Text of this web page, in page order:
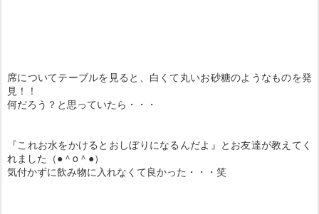
席についてテーブルを見ると、白くて丸いお砂糖のようなものを発
見！！
何だろう？と思っていたら・・・
『これお水をかけるとおしぼりになるんだよ』とお友達が教えてく
れました（●＾o＾●）
気付かずに飲み物に入れなくて良かった・・・笑